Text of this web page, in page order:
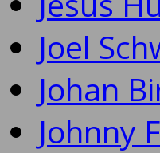
Joel
Johan
Johnny